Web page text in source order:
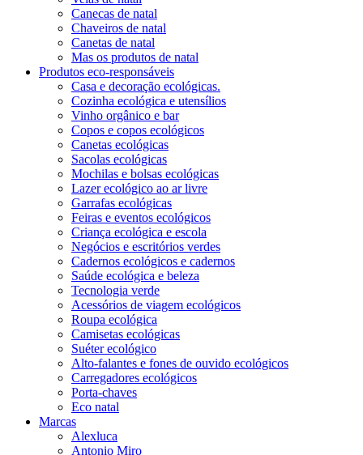
Canecas de natal
Chaveiros de natal
Canetas de natal
Mas os produtos de natal
Produtos eco-responsáveis
Casa e decoração ecológicas.
Cozinha ecológica e utensílios
Vinho orgânico e bar
Copos e copos ecológicos
Canetas ecológicas
Sacolas ecológicas
Mochilas e bolsas ecológicas
Lazer ecológico ao ar livre
Garrafas ecológicas
Feiras e eventos ecológicos
Criança ecológica e escola
Negócios e escritórios verdes
Cadernos ecológicos e cadernos
Saúde ecológica e beleza
Tecnologia verde
Acessórios de viagem ecológicos
Roupa ecológica
Camisetas ecológicas
Suéter ecológico
Alto-falantes e fones de ouvido ecológicos
Carregadores ecológicos
Porta-chaves
Eco natal
Marcas
Alexluca
Antonio Miro